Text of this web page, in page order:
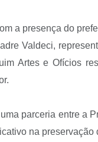
a presença do
Valdeci,
Artes e Ofícios
parceria entre a
na